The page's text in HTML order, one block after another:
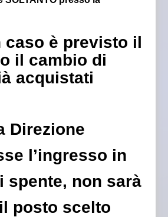
caso è previsto il
il cambio di
acquistati
Direzione
l’ingresso in
spente, non sarà
posto scelto